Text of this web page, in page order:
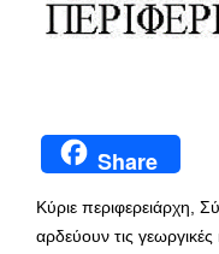
Share
Κύριε περιφερειάρχη,
αρδεύουν τις γεωργικές